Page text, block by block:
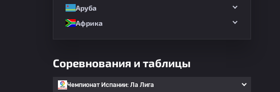
Аруба
Африка
Соревнования и таблицы
Чемпионат Испании: Ла Лига